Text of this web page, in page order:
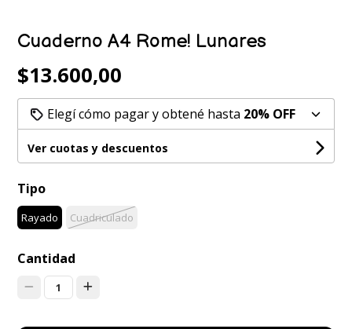
Cuaderno A4 Rome! Lunares
$13.600,00
Elegí cómo pagar y obtené hasta 20% OFF
Ver cuotas y descuentos
Tipo
Rayado Cuadriculado
Cantidad
1